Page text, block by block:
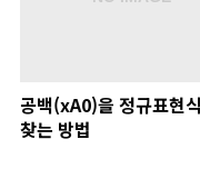
공백(xA0)을 정규표현
찾는 방법